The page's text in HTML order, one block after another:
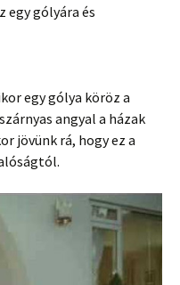
gólyára és
egy gólya köröz a
angyal a házak
jövünk rá, hogy ez a